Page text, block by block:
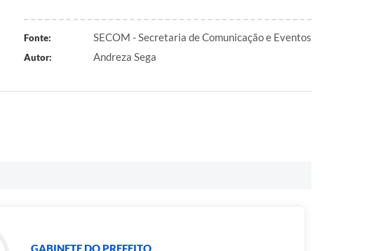
Fonte: SECOM - Secretaria de Comunicação e Eventos
Autor: Andreza Sega
GABINETE DO PREFEITO